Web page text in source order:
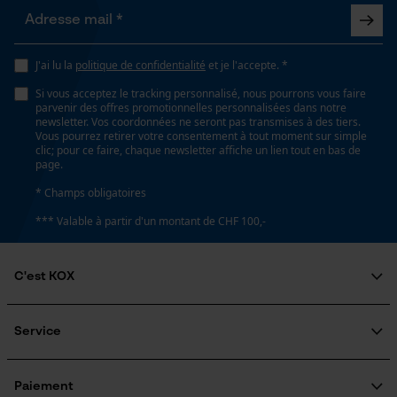
J'ai lu la politique de confidentialité et je l'accepte. *
Si vous acceptez le tracking personnalisé, nous pourrons vous faire
parvenir des offres promotionnelles personnalisées dans notre
newsletter. Vos coordonnées ne seront pas transmises à des tiers.
Vous pourrez retirer votre consentement à tout moment sur simple
clic; pour ce faire, chaque newsletter affiche un lien tout en bas de
page.
* Champs obligatoires
*** Valable à partir d'un montant de CHF 100,-
C'est KOX
Engagement social
Inscription à la newsletter
Service
Traitement des retours
Paiement
Vidéos YouTube
Google Maps
Prise de contact par chat